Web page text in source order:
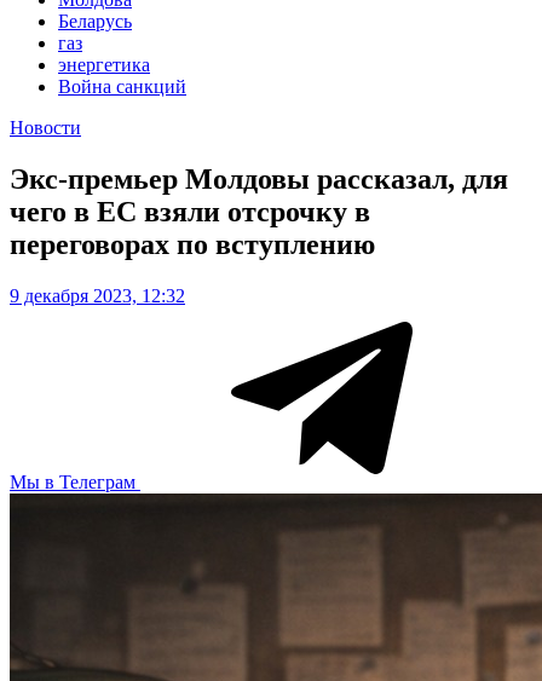
Беларусь
газ
энергетика
Война санкций
Новости
Экс-премьер Молдовы рассказал, для
чего в ЕС взяли отсрочку в
переговорах по вступлению
9 декабря 2023, 12:32
Мы в Телеграм